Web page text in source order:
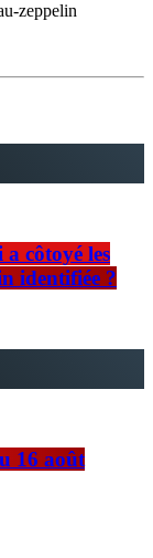
zeppelin
côtoyé les
identifiée ?
16 août